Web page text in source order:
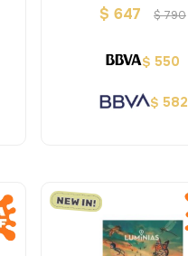
Dinosaurios
$ 647 $790
$ 550
$ 582